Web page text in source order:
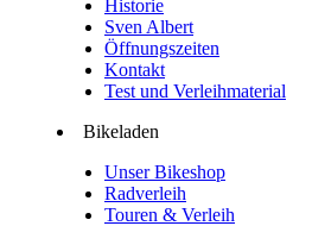
Historie
Sven Albert
Öffnungszeiten
Kontakt
Test und Verleihmaterial
Bikeladen
Unser Bikeshop
Radverleih
Touren & Verleih